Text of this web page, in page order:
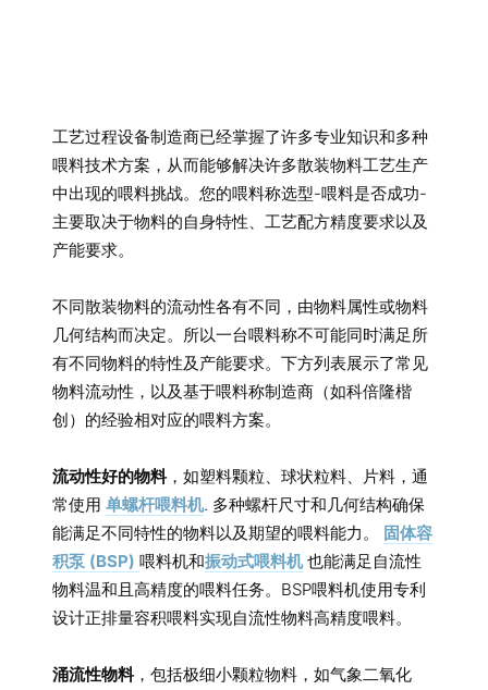
工艺过程设备制造商已经掌握了许多专业知识和多种
喂料技术方案，从而能够解决许多散装物料工艺生产
中出现的喂料挑战。您的喂料称选型-喂料是否成功-
主要取决于物料的自身特性、工艺配方精度要求以及
产能要求。
不同散装物料的流动性各有不同，由物料属性或物料
几何结构而决定。所以一台喂料称不可能同时满足所
有不同物料的特性及产能要求。下方列表展示了常见
物料流动性，以及基于喂料称制造商（如科倍隆楷
创）的经验相对应的喂料方案。
流动性好的物料，如塑料颗粒、球状粒料、片料，通
常使用 单螺杆喂料机. 多种螺杆尺寸和几何结构确保
能满足不同特性的物料以及期望的喂料能力。 固体容
积泵 (BSP) 喂料机和振动式喂料机也能满足自流性
物料温和且高精度的喂料任务。BSP喂料机使用专利
设计正排量容积喂料实现自流性物料高精度喂料。
涌流性物料，包括极细小颗粒物料，如气象二氧化